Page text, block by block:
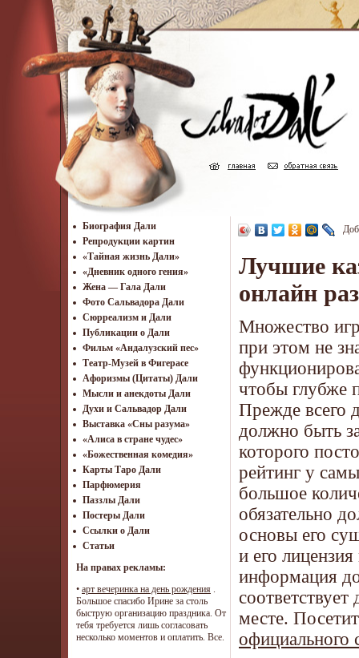
Биография Дали
Репродукции картин
«Тайная жизнь Дали»
«Дневник одного гения»
Жена — Гала Дали
Фото Сальвадора Дали
Cюрреализм и Дали
Публикации о Дали
Фильм «Андалузский пес»
Театр-Музей в Фигерасе
Афоризмы (Цитаты) Дали
Мысли и анекдоты Дали
Духи и Сальвадор Дали
Выставка «Сны разума»
«Алиса в стране чудес»
«Божественная комедия»
Карты Таро Дали
Парфюмерия
Паззлы Дали
Постеры Дали
Ссылки о Дали
Статьи
На правах рекламы:
• арт вечеринка на день рождения .
Большое спасибо Ирине за столь
быструю организацию праздника. От
тебя требуется лишь согласовать
несколько моментов и оплатить. Все.
Лучшие
онлайн
Множество
при этом не
чтобы глубже
Прежде всего
должно быть
которого
рейтинг у
большое
обязательно
основы его
и его
информация
месте.
официального